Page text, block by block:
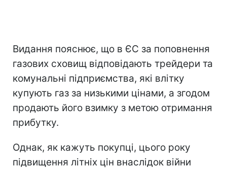
Видання пояснює, що в ЄС за поповнення
газових сховищ відповідають трейдери та
комунальні підприємства, які влітку
купують газ за низькими цінами, а згодом
продають його взимку з метою отримання
прибутку.
Однак, як кажуть покупці, цього року
підвищення літніх цін внаслідок війни